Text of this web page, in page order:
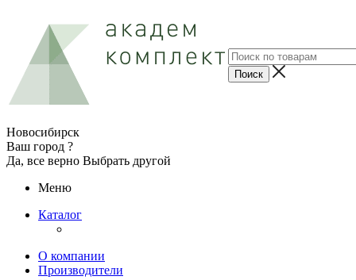
Новосибирск
Ваш город ?
Да, все верно Выбрать другой
Меню
Каталог
О компании
Производители